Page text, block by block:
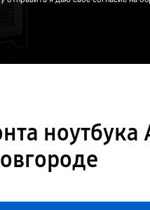
ноутбука